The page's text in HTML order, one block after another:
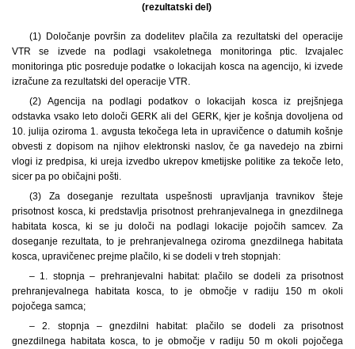
(rezultatski del)
(1) Določanje površin za dodelitev plačila za rezultatski del operacije
VTR se izvede na podlagi vsakoletnega monitoringa ptic. Izvajalec
monitoringa ptic posreduje podatke o lokacijah kosca na agencijo, ki izvede
izračune za rezultatski del operacije VTR.
(2) Agencija na podlagi podatkov o lokacijah kosca iz prejšnjega
odstavka vsako leto določi GERK ali del GERK, kjer je košnja dovoljena od
10. julija oziroma 1. avgusta tekočega leta in upravičence o datumih košnje
obvesti z dopisom na njihov elektronski naslov, če ga navedejo na zbirni
vlogi iz predpisa, ki ureja izvedbo ukrepov kmetijske politike za tekoče leto,
sicer pa po običajni pošti.
(3) Za doseganje rezultata uspešnosti upravljanja travnikov šteje
prisotnost kosca, ki predstavlja prisotnost prehranjevalnega in gnezdilnega
habitata kosca, ki se ju določi na podlagi lokacije pojočih samcev. Za
doseganje rezultata, to je prehranjevalnega oziroma gnezdilnega habitata
kosca, upravičenec prejme plačilo, ki se dodeli v treh stopnjah:
– 1. stopnja – prehranjevalni habitat: plačilo se dodeli za prisotnost
prehranjevalnega habitata kosca, to je območje v radiju 150 m okoli
pojočega samca;
– 2. stopnja – gnezdilni habitat: plačilo se dodeli za prisotnost
gnezdilnega habitata kosca, to je območje v radiju 50 m okoli pojočega